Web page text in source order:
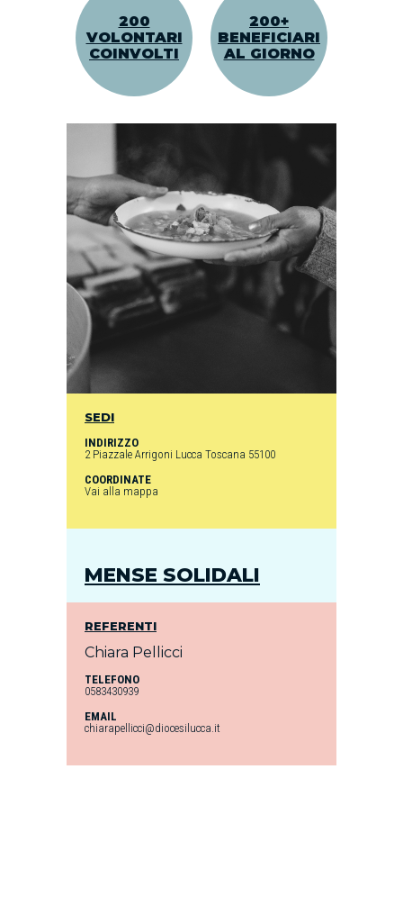
200
VOLONTARI
COINVOLTI
200+
BENEFICIARI
AL GIORNO
SEDI
INDIRIZZO
2 Piazzale Arrigoni Lucca Toscana 55100
COORDINATE
Vai alla mappa
MENSE SOLIDALI
REFERENTI
Chiara Pellicci
TELEFONO
0583430939
EMAIL
chiarapellicci@diocesilucca.it